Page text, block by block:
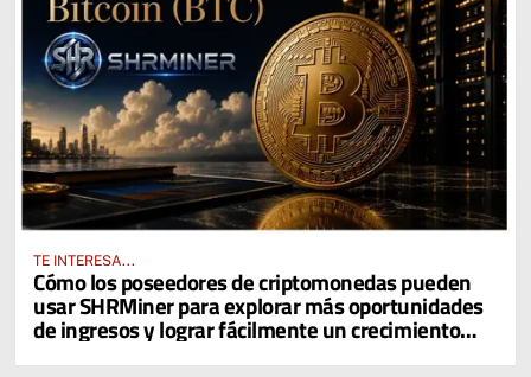
TE INTERESA...
Cómo los poseedores de criptomonedas pueden
usar SHRMiner para explorar más oportunidades
de ingresos y lograr fácilmente un crecimiento
diario del 4% en sus activos digitales